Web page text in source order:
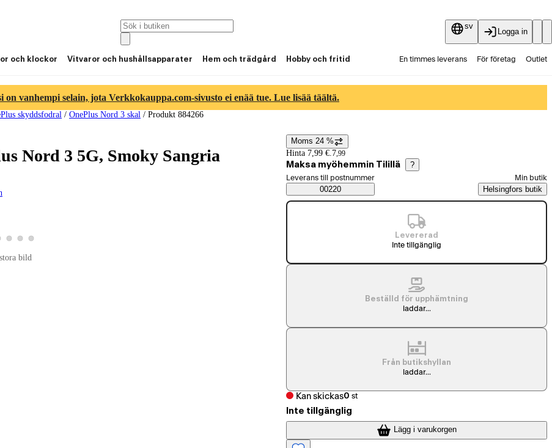
sv
Logga in
och klockor Vitvaror och hushållsapparater Hem och trädgård Hobby och fritid En timmes leverans För företag Outlet
on vanhempi selain, jota Verkkokauppa.com-sivusto ei enää tue. Lue lisää täältä.
skyddsfodral / OnePlus Nord 3 skal / Produkt 884266
Nord 3 5G, Smoky Sangria
12
produktbild 3
Visa produktbild 4
Visa produktbild 5
Visa produktbild 6
bild
Prisinformation
Moms 24 %
Hinta 7,99 €. 7,99
Maksa myöhemmin Tilillä ?
Saatavuustiedot
Välj beställningssätt
Leverans till postnummer
00220
Min butik
Helsingfors butik
Levererad
Inte tillgänglig
Beställd för upphämtning
laddar...
Från butikshyllan
laddar...
Kan skickas0 st
Inte tillgänglig
Lägg i varukorgen